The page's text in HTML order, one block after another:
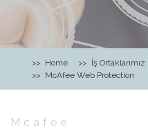
Home İş Ortaklarımız
McAfee Web Protection
Mcafee